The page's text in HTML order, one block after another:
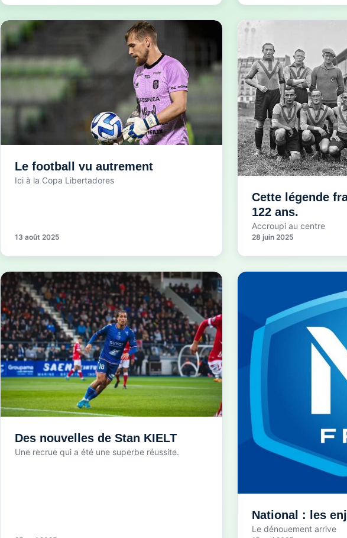
Le football vu autrement
Ici à la Copa Libertadores
13 août 2025
Cette légende
122 ans.
Accroupi au centre
28 juin 2025
Des nouvelles de Stan KIELT
Une recrue qui a été une superbe réussite.
National : les
Le dénouement arrive